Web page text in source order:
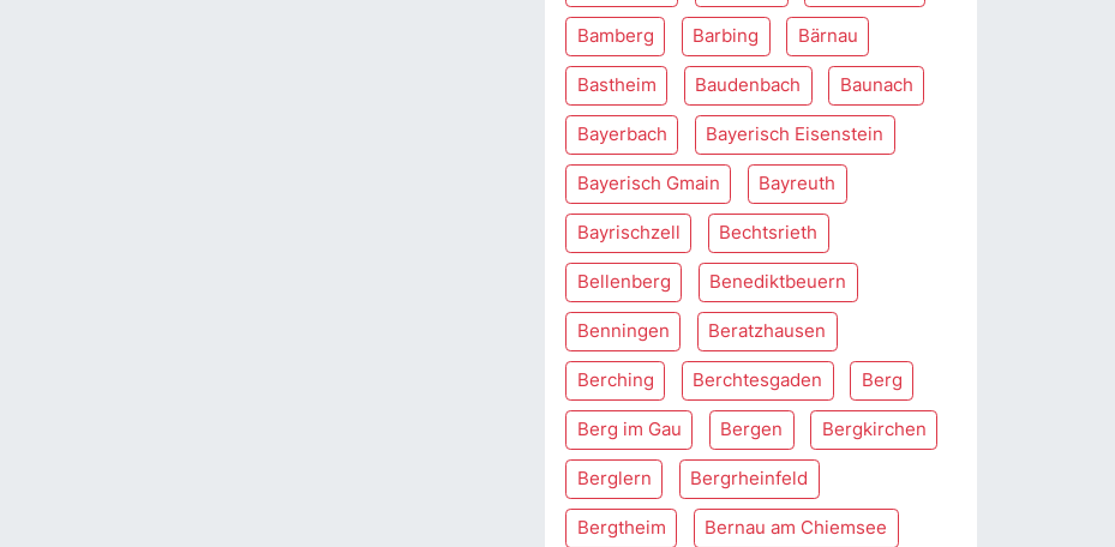
Bamberg Barbing Bärnau
Bastheim Baudenbach Baunach
Bayerbach Bayerisch Eisenstein
Bayerisch Gmain Bayreuth
Bayrischzell Bechtsrieth
Bellenberg Benediktbeuern
Benningen Beratzhausen
Berching Berchtesgaden Berg
Berg im Gau Bergen Bergkirchen
Berglern Bergrheinfeld
Bergtheim Bernau am Chiemsee